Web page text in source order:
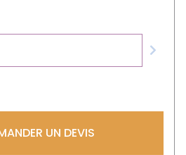
Next
UN DEVIS